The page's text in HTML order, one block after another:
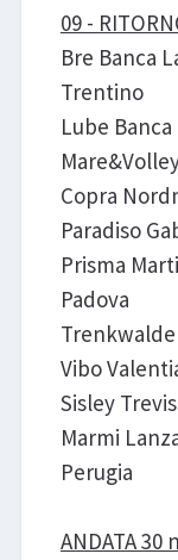
09 -
Bre Banca
Trentino
Lube
Copra
Paradiso
Prisma
Padova
Vibo
Sisley
Marmi
Perugia
ANDATA 30